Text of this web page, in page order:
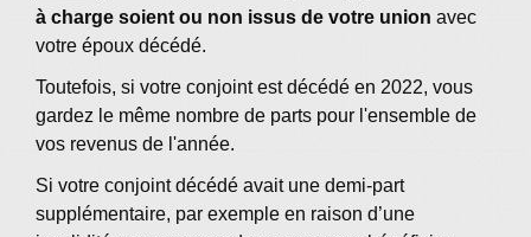
à charge soient ou non issus de votre union avec
votre époux décédé.
Toutefois, si votre conjoint est décédé en 2022, vous
gardez le même nombre de parts pour l'ensemble de
vos revenus de l'année.
Si votre conjoint décédé avait une demi-part
supplémentaire, par exemple en raison d’une